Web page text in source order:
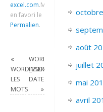
excel.com.Mettre
en favori le
Permalien.
«
WORD_2007_COMPTER
LES
MOTS
WORD_2007_
INSERER
DATE
»
août
juillet
mai
avril